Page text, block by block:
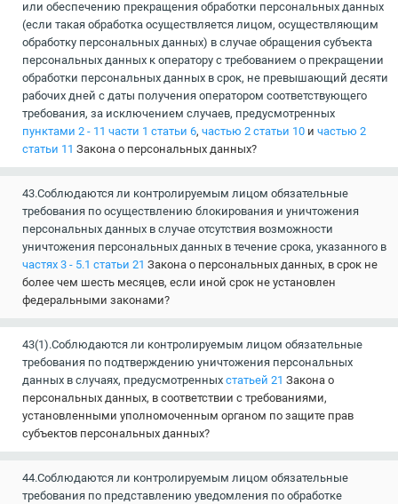
или обеспечению прекращения обработки персональных данных
(если такая обработка осуществляется лицом, осуществляющим
обработку персональных данных) в случае обращения субъекта
персональных данных к оператору с требованием о прекращении
обработки персональных данных в срок, не превышающий десяти
рабочих дней с даты получения оператором соответствующего
требования, за исключением случаев, предусмотренных
пунктами 2 - 11 части 1 статьи 6, частью 2 статьи 10 и частью 2
статьи 11 Закона о персональных данных?
43.Соблюдаются ли контролируемым лицом обязательные
требования по осуществлению блокирования и уничтожения
персональных данных в случае отсутствия возможности
уничтожения персональных данных в течение срока, указанного в
частях 3 - 5.1 статьи 21 Закона о персональных данных, в срок не
более чем шесть месяцев, если иной срок не установлен
федеральными законами?
43(1).Соблюдаются ли контролируемым лицом обязательные
требования по подтверждению уничтожения персональных
данных в случаях, предусмотренных статьей 21 Закона о
персональных данных, в соответствии с требованиями,
установленными уполномоченным органом по защите прав
субъектов персональных данных?
44.Соблюдаются ли контролируемым лицом обязательные
требования по представлению уведомления по обработке